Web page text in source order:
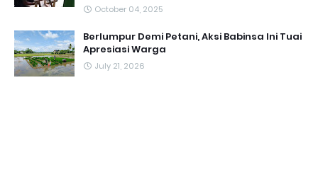
October 04, 2025
Berlumpur Demi Petani, Aksi Babinsa Ini Tuai
Apresiasi Warga
July 21, 2026